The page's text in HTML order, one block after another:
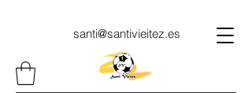
santi@santivieitez.es